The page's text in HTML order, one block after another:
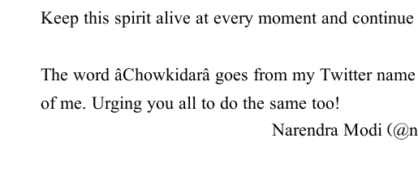
Keep this spirit alive at every moment and continue
The word âChowkidarâ goes from my Twitter
of me. Urging you all to do the same too!